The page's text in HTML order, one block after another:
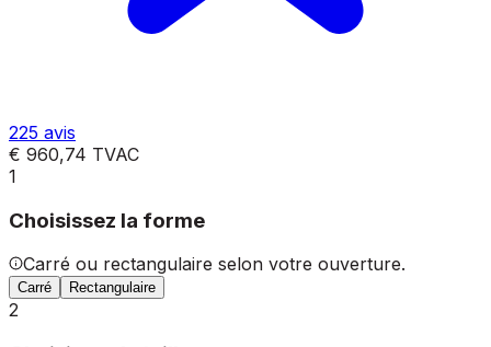
225 avis
€ 960,74 TVAC
1
Choisissez la forme
Carré ou rectangulaire selon votre ouverture.
Carré Rectangulaire
2